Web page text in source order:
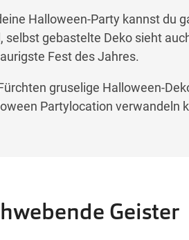
Halloween-Party kannst du
selbst gebastelte Deko sieht
Fest des Jahres.
gruselige Halloween-
Partylocation verwandeln
Geister